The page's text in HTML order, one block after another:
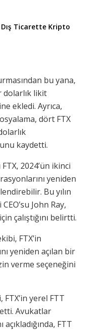
Ticarette Kripto
bu yana,
dolarlık likit
ekledi. Ayrıca,
dört FTX
kaydetti.
2024’ün ikinci
yeniden
Bu yılın
John Ray,
çalıştığını belirtti.
FTX’in
yeniden açılan bir
verme seçeneğini
yerel FTT
Avukatlar
FTT